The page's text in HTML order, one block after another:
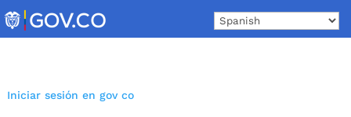
to
content
Iniciar sesión en gov co